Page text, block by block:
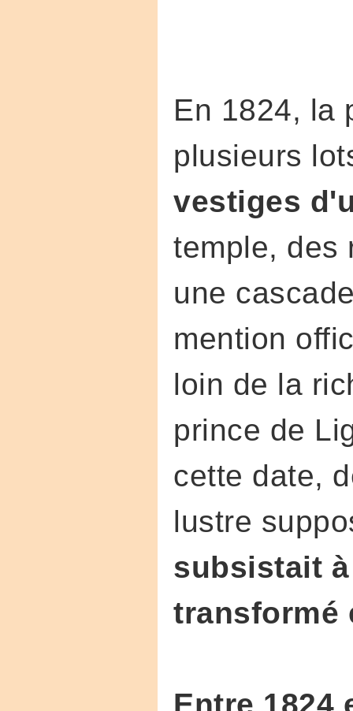
En 1824, la
plusieurs
vestiges
temple, des
une
mention
loin de la
prince de
cette date,
lustre
subsistait
transformé